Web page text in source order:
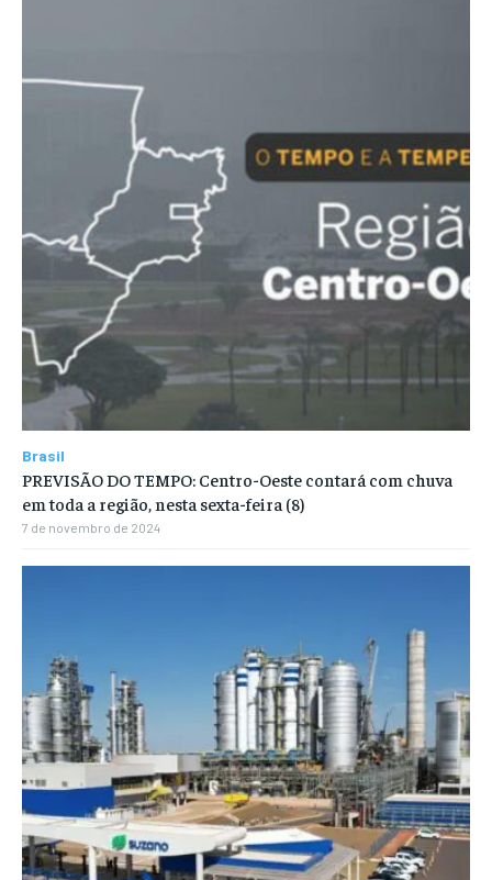
Brasil
PREVISÃO DO TEMPO: Centro-Oeste contará com chuva
em toda a região, nesta sexta-feira (8)
7 de novembro de 2024